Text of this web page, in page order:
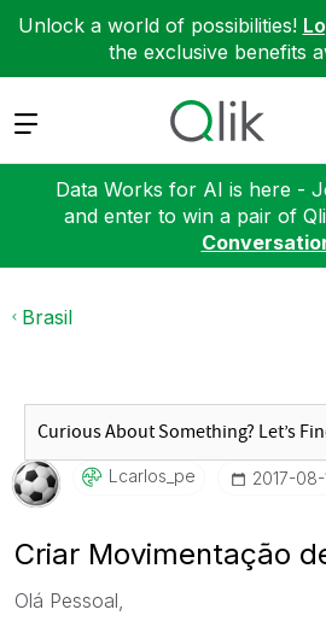
Unlock a world of possibilities!
the exclusive benefits
Expand
Data Works for AI is here -
and enter to win a pair of
Brasil
Lcarlos_pe ‎2017-08-
Criar Movimentação
Olá Pessoal,